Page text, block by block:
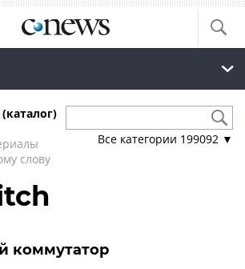
слову
Все категории 199092 ▼
коммутатор